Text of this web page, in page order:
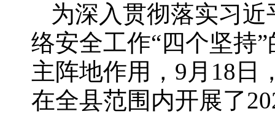
为深入贯彻落实习
络安全工作“四个坚持
主阵地作用，9月18日
在全县范围内开展了